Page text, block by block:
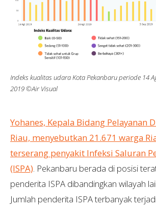
Indeks kualitas udara Kota Pekanbaru periode 14
2019 ©Air Visual
Yohanes, Kepala Bidang Pelayanan
Riau, menyebutkan 21.671 warga
terserang penyakit Infeksi Saluran
(ISPA). Pekanbaru berada di posisi
penderita ISPA dibandingkan wilayah
Jumlah penderita ISPA terbanyak